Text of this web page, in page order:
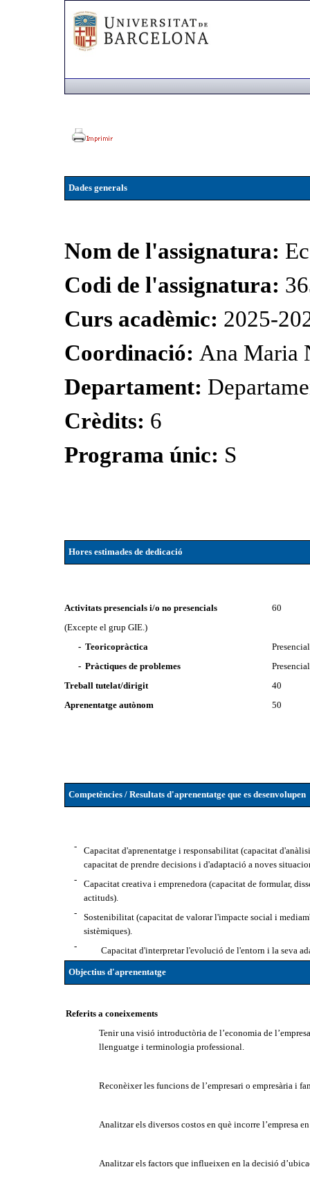
Dades generals
Nom de l'assignatura:
Codi de l'assignatura:
Curs acadèmic: 2025-
Coordinació: Ana Maria
Departament:
Crèdits: 6
Programa únic: S
Hores estimades de dedicació
Activitats presencials i/o no presencials
60
(Excepte el grup GIE.)
- Teoricopràctica
Presencial
- Pràctiques de problemes
Presencial
Treball tutelat/dirigit
40
Aprenentatge autònom
50
Competències / Resultats d'aprenentatge que es desenvolupen
-
Capacitat d'aprenentatge i responsabilitat (capacitat
capacitat de prendre decisions i d'adaptació a noves
-
Capacitat creativa i emprenedora (capacitat de formular,
actituds).
-
Sostenibilitat (capacitat de valorar l'impacte social i
sistèmiques).
-
Capacitat d'interpretar l'evolució de l'entorn i la seva
Objectius d'aprenentatge
Referits a coneixements
Tenir una visió introductòria de l’economia de
llenguatge i terminologia professional.
Reconèixer les funcions de l’empresari o empresària i
Analitzar els diversos costos en què incorre l’empresa
Analitzar els factors que influeixen en la decisió